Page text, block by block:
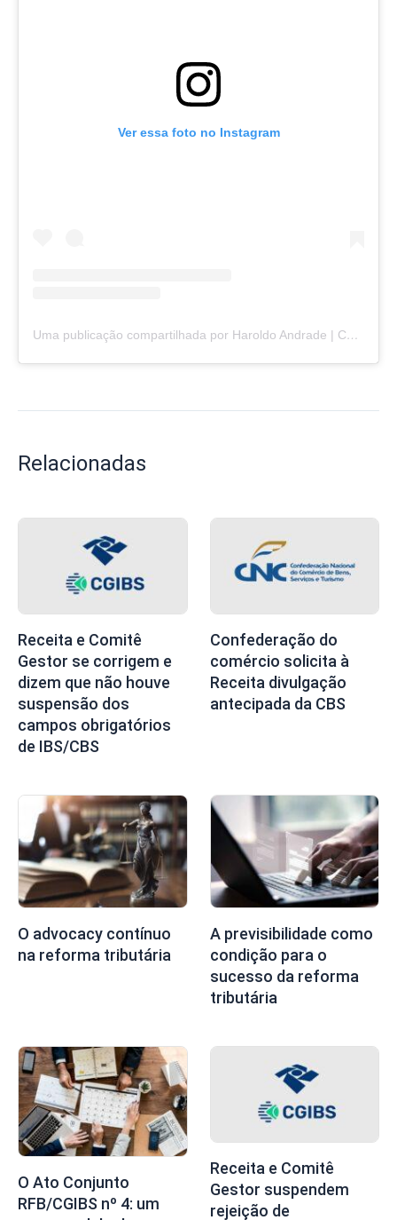
Ver essa foto no Instagram
Uma publicação compartilhada por Haroldo Andrade | Contador (@haroldomarquesandrade)
Relacionadas
Receita e Comitê
Gestor se corrigem e
dizem que não houve
suspensão dos
campos obrigatórios
de IBS/CBS
Confederação do
comércio solicita à
Receita divulgação
antecipada da CBS
O advocacy contínuo
na reforma tributária
A previsibilidade como
condição para o
sucesso da reforma
tributária
O Ato Conjunto
RFB/CGIBS nº 4: um
Receita e Comitê
Gestor suspendem
rejeição de